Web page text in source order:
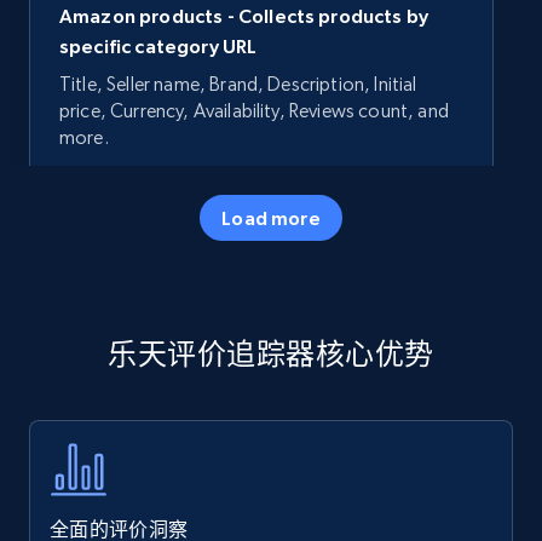
Amazon products - Collects products by
specific category URL
Title, Seller name, Brand, Description, Initial
price, Currency, Availability, Reviews count, and
more.
5.7K+
specific keywords
price, Currency, Availability, Reviews count, and
more.
Load more
乐天评价追踪器核心优势
全面的评价洞察